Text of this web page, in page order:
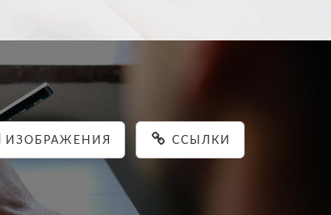
ИЗОБРАЖЕНИЯ ССЫЛКИ